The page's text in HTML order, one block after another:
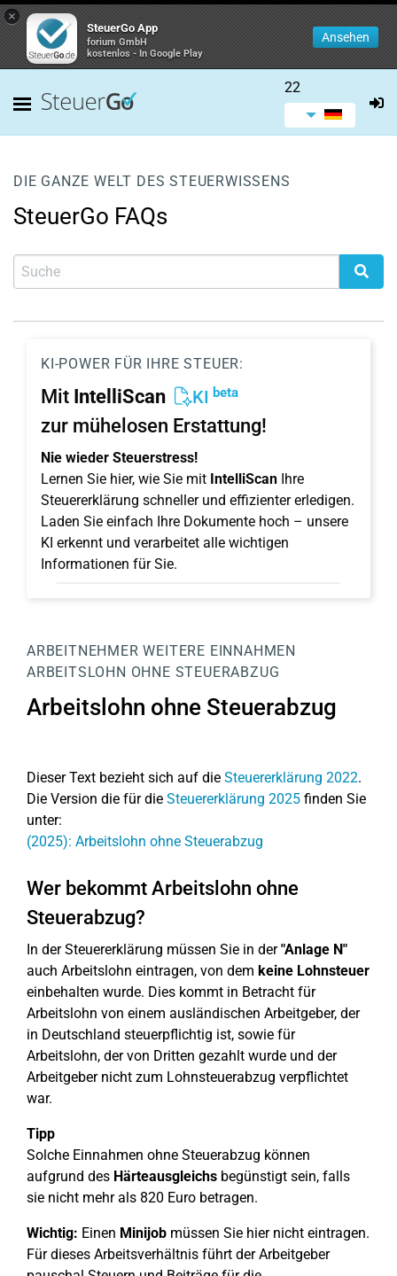
×
SteuerGo App
forium GmbH
kostenlos - In Google Play
Ansehen
22
DIE GANZE WELT DES STEUERWISSENS
SteuerGo FAQs
KI-POWER FÜR IHRE STEUER:
Mit IntelliScan KI beta
zur mühelosen Erstattung!
Nie wieder Steuerstress!
Lernen Sie hier, wie Sie mit IntelliScan Ihre
Steuererklärung schneller und effizienter erledigen.
Laden Sie einfach Ihre Dokumente hoch – unsere
KI erkennt und verarbeitet alle wichtigen
Informationen für Sie.
ARBEITNEHMER WEITERE EINNAHMEN
ARBEITSLOHN OHNE STEUERABZUG
Arbeitslohn ohne Steuerabzug
Dieser Text bezieht sich auf die Steuererklärung 2022.
Die Version die für die Steuererklärung 2025 finden Sie
unter:
(2025): Arbeitslohn ohne Steuerabzug
Wer bekommt Arbeitslohn ohne
Steuerabzug?
In der Steuererklärung müssen Sie in der"Anlage N"
auch Arbeitslohn eintragen, von dem keine Lohnsteuer
einbehalten wurde. Dies kommt in Betracht für
Arbeitslohn von einem ausländischen Arbeitgeber, der
in Deutschland steuerpflichtig ist, sowie für
Arbeitslohn, der von Dritten gezahlt wurde und der
Arbeitgeber nicht zum Lohnsteuerabzug verpflichtet
war.
Tipp
Solche Einnahmen ohne Steuerabzug können
aufgrund des Härteausgleichs begünstigt sein, falls
sie nicht mehr als 820 Euro betragen.
Wichtig: Einen Minijob müssen Sie hier nicht eintragen.
Für dieses Arbeitsverhältnis führt der Arbeitgeber